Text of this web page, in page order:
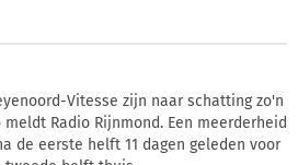
Vitesse zijn naar schatting zo'n
meldt Radio Rijnmond. Een meerderheid
de eerste helft 11 dagen geleden voor